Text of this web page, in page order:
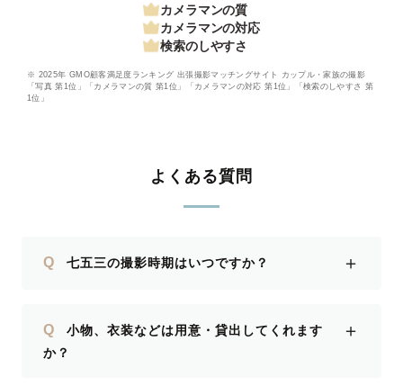
カメラマンの質
カメラマンの対応
検索のしやすさ
※ 2025年 GMO顧客満足度ランキング 出張撮影マッチングサイト カップル・家族の撮影
「写真 第1位」「カメラマンの質 第1位」「カメラマンの対応 第1位」「検索のしやすさ 第
1位」
よくある質問
Q 七五三の撮影時期はいつですか？ ＋
Q
小物、衣装などは用意・貸出してくれます
か？
＋